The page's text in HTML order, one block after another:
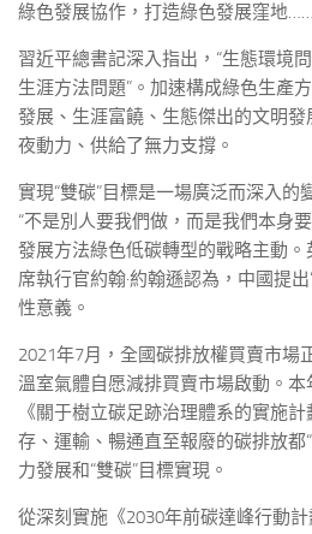
綠色發展協作，打造綠色發展窪地……
習近平總書記深入指出，“生態環境
生涯方法問題”。加速構成綠色生產
發展、生涯富饒、生態傑出的文明
夜動力、供給了無力支撐。
實現“雙碳”目標是一場廣泛而深入的
“不是別人要我們做，而是我們本身
發展方法綠色低碳轉型的戰略主動
席執行官約翰·約翰遜認為，中國提
性意義。
2021年7月，全國碳排放權買賣市場
溫室氣體自愿減排買賣市場啟動。
《關于樹立碳足跡治理體系的實施
存、運輸、暢通直至報廢的碳排放都
力發展和“雙碳”目標實現。
從深刻實施《2030年前碳達峰行動